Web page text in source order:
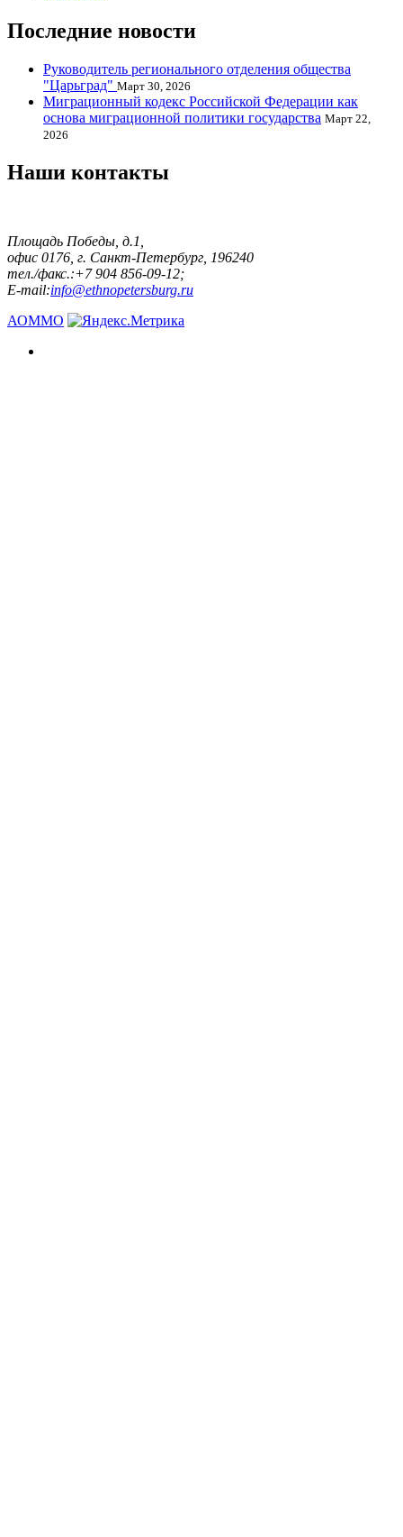
Последние новости
Руководитель регионального отделения общества
"Царьград" Март 30, 2026
Миграционный кодекс Российской Федерации как
основа миграционной политики государства Март 22,
2026
Наши контакты
Площадь Победы, д.1,
офис 0176, г. Санкт-Петербург, 196240
тел./факс.:+7 904 856-09-12;
E-mail:info@ethnopetersburg.ru
АОММО